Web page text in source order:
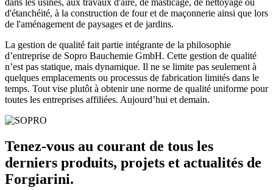
dans les usines, aux travaux d'aire, de masticage, de nettoyage ou
d'étanchéité, à la construction de four et de maçonnerie ainsi que lors
de l'aménagement de paysages et de jardins.
La gestion de qualité fait partie intégrante de la philosophie
d’entreprise de Sopro Bauchemie GmbH. Cette gestion de qualité
n’est pas statique, mais dynamique. Il ne se limite pas seulement à
quelques emplacements ou processus de fabrication limités dans le
temps. Tout vise plutôt à obtenir une norme de qualité uniforme pour
toutes les entreprises affiliées. Aujourd’hui et demain.
Tenez-vous au courant de tous les
derniers produits, projets et actualités de
Forgiarini.